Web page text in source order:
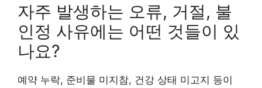
자주 발생하는 오류, 거절, 불
인정 사유에는 어떤 것들이 있
나요?
예약 누락, 준비물 미지참, 건강 상태 미고지 등이